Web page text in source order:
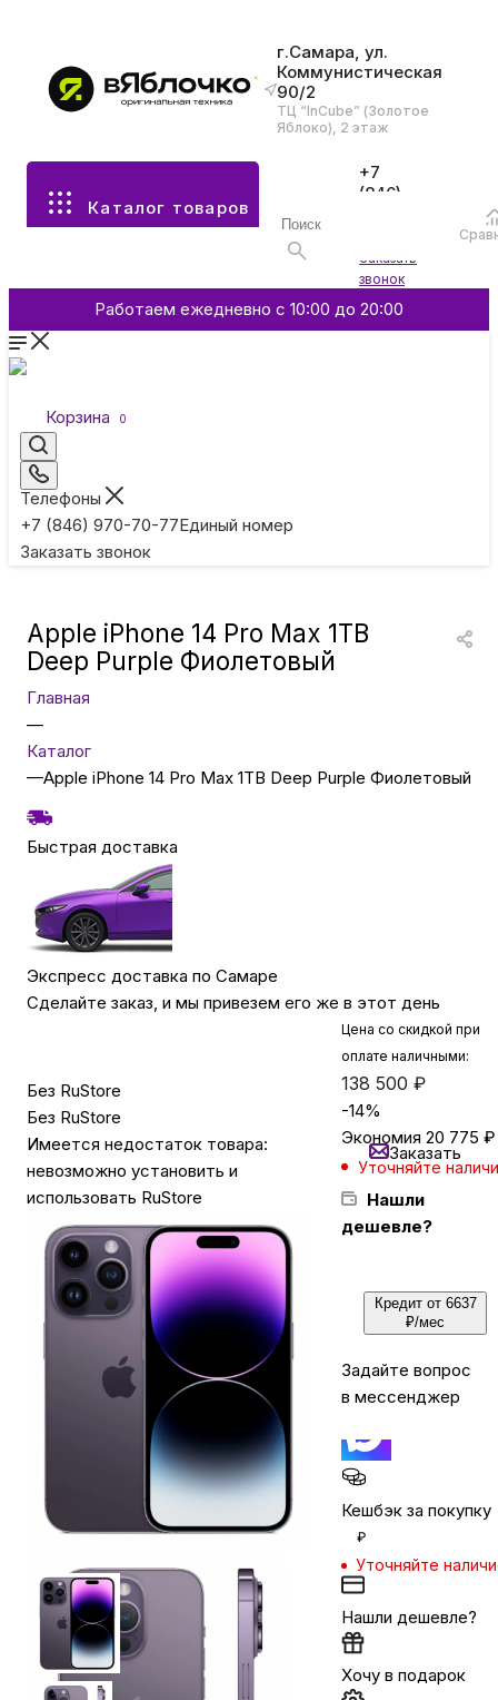
г.Самара, ул.
Коммунистическая
90/2
ТЦ “InCube” (Золотое
Яблоко), 2 этаж
Каталог товаров
+7
(846)
Заказать
звонок
Работаем ежедневно с 10:00 до 20:00
Корзина 0
Телефоны
+7 (846) 970-70-77Единый номер
Заказать звонок
Все разделы каталога
Аксессуары
Смартфоны и гаджеты
Умные кольца
Туризм и отдых
Бытовая техника
Красота и здоровье
Сумки и чемоданы
Для дома и дачи
Для домашних питомцев
Умный дом и безопасность
Автомобильные аксессуары
Сервисный центр Apple в Самаре
Подарочные сертификаты
Apple iPhone 14 Pro Max 1TB
Deep Purple Фиолетовый
Главная
—
Каталог
—Apple iPhone 14 Pro Max 1TB Deep Purple Фиолетовый
Быстрая доставка
Экспресс доставка по Самаре
Сделайте заказ, и мы привезем его же в этот день
Без RuStore
Без RuStore
Имеется недостаток товара:
невозможно установить и
использовать RuStore
Цена со скидкой при
оплате наличными:
138 500 ₽
-14%
Экономия 20 775 ₽
Уточняйте
Нашли
дешевле?
Заказать
Кредит от 6637
₽/мес
Задайте вопрос
в мессенджер
Кешбэк за покупку
₽
Уточняйте
Нашли дешевле?
Хочу в подарок